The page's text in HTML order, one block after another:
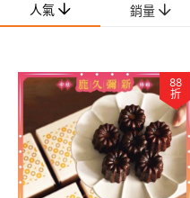
人氣 銷量
88
折